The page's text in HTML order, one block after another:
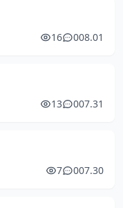
16 008.01
13 007.31
7 007.30